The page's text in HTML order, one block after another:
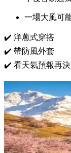
一場大風可
✔️ 洋蔥式穿搭
✔️ 帶防風外套
✔️ 看天氣預報再